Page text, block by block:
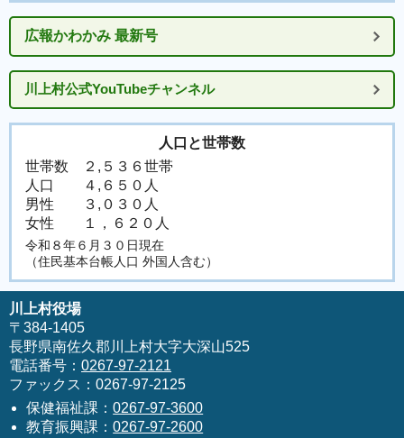
広報かわかみ 最新号
川上村公式YouTubeチャンネル
人口と世帯数
世帯数
２,５３６世帯
人口
４,６５０人
男性
３,０３０人
女性
１，６２０人
令和８年６月３０日現在
（住民基本台帳人口 外国人含む）
川上村役場
〒384-1405
長野県南佐久郡川上村大字大深山525
電話番号： 0267-97-2121
ファックス：0267-97-2125
保健福祉課：0267-97-3600
教育振興課：0267-97-2600